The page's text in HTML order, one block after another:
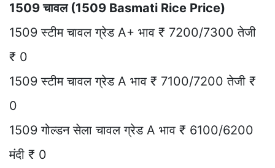
1509 चावल (1509 Basmati Rice Price)
1509 स्टीम चावल ग्रेड A+ भाव ₹ 7200/7300 तेजी
₹ 0
1509 स्टीम चावल ग्रेड A भाव ₹ 7100/7200 तेजी ₹
0
1509 गोल्डन सेला चावल ग्रेड A भाव ₹ 6100/6200
मंदी ₹ 0